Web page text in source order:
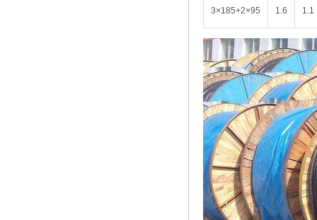
3×185+2×95 1.6 1.1